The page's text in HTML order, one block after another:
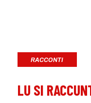
RACCONTI
LU SI